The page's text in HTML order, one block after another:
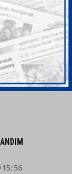
15: 56